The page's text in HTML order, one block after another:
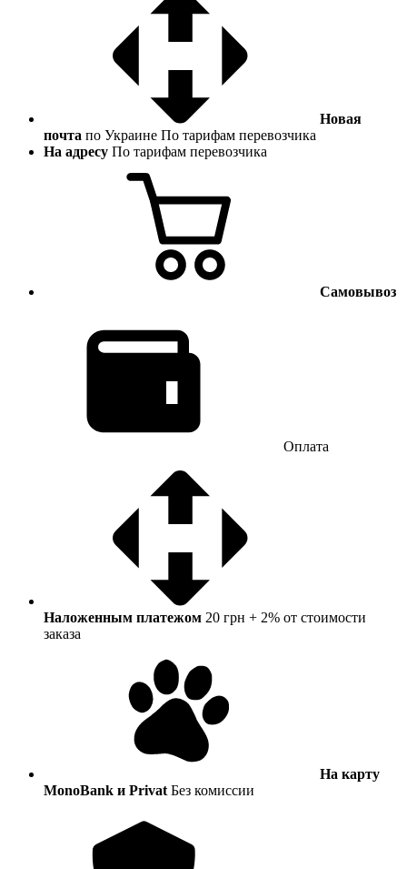
Новая
почта по Украине По тарифам перевозчика
На адресу По тарифам перевозчика
Самовывоз
Оплата
Наложенным платежом 20 грн + 2% от стоимости
заказа
На карту
MonoBank и Privat Без комиссии